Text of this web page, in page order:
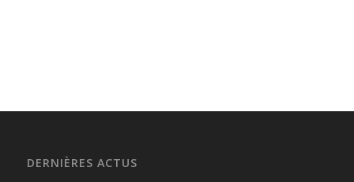
DERNIÈRES ACTUS